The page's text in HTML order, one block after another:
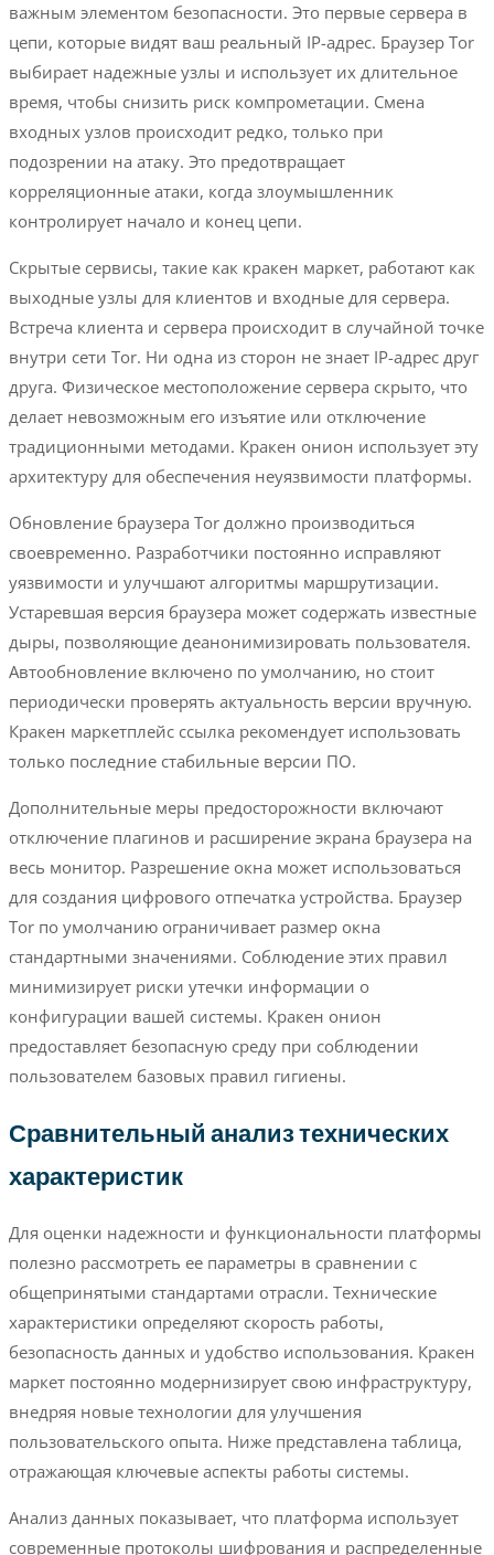
важным элементом безопасности. Это первые сервера в
цепи, которые видят ваш реальный IP-адрес. Браузер Tor
выбирает надежные узлы и использует их длительное
время, чтобы снизить риск компрометации. Смена
входных узлов происходит редко, только при
подозрении на атаку. Это предотвращает
корреляционные атаки, когда злоумышленник
контролирует начало и конец цепи.
Скрытые сервисы, такие как кракен маркет, работают как
выходные узлы для клиентов и входные для сервера.
Встреча клиента и сервера происходит в случайной точке
внутри сети Tor. Ни одна из сторон не знает IP-адрес друг
друга. Физическое местоположение сервера скрыто, что
делает невозможным его изъятие или отключение
традиционными методами. Кракен онион использует эту
архитектуру для обеспечения неуязвимости платформы.
Обновление браузера Tor должно производиться
своевременно. Разработчики постоянно исправляют
уязвимости и улучшают алгоритмы маршрутизации.
Устаревшая версия браузера может содержать известные
дыры, позволяющие деанонимизировать пользователя.
Автообновление включено по умолчанию, но стоит
периодически проверять актуальность версии вручную.
Кракен маркетплейс ссылка рекомендует использовать
только последние стабильные версии ПО.
Дополнительные меры предосторожности включают
отключение плагинов и расширение экрана браузера на
весь монитор. Разрешение окна может использоваться
для создания цифрового отпечатка устройства. Браузер
Tor по умолчанию ограничивает размер окна
стандартными значениями. Соблюдение этих правил
минимизирует риски утечки информации о
конфигурации вашей системы. Кракен онион
предоставляет безопасную среду при соблюдении
пользователем базовых правил гигиены.
Сравнительный анализ технических
характеристик
Для оценки надежности и функциональности платформы
полезно рассмотреть ее параметры в сравнении с
общепринятыми стандартами отрасли. Технические
характеристики определяют скорость работы,
безопасность данных и удобство использования. Кракен
маркет постоянно модернизирует свою инфраструктуру,
внедряя новые технологии для улучшения
пользовательского опыта. Ниже представлена таблица,
отражающая ключевые аспекты работы системы.
Анализ данных показывает, что платформа использует
современные протоколы шифрования и распределенные